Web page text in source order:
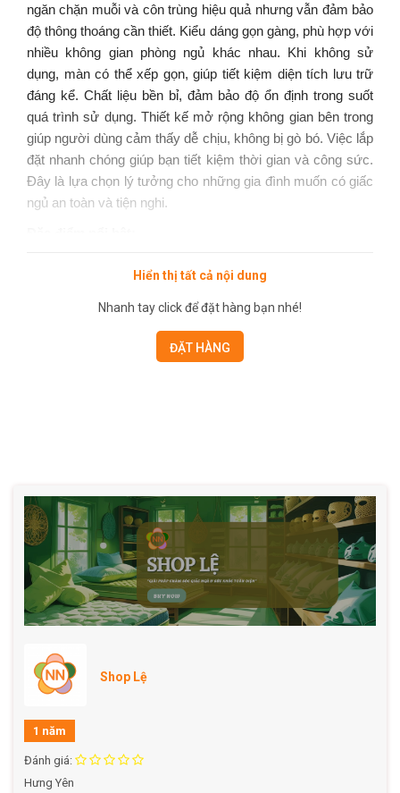
ngăn chặn muỗi và côn trùng hiệu quả nhưng vẫn đảm bảo
độ thông thoáng cần thiết. Kiểu dáng gọn gàng, phù hợp với
nhiều không gian phòng ngủ khác nhau. Khi không sử
dụng, màn có thể xếp gọn, giúp tiết kiệm diện tích lưu trữ
đáng kể. Chất liệu bền bỉ, đảm bảo độ ổn định trong suốt
quá trình sử dụng. Thiết kế mở rộng không gian bên trong
giúp người dùng cảm thấy dễ chịu, không bị gò bó. Việc lắp
đặt nhanh chóng giúp bạn tiết kiệm thời gian và công sức.
Đây là lựa chọn lý tưởng cho những gia đình muốn có giấc
ngủ an toàn và tiện nghi.
Thiết kế lật thông minh, dễ dàng đóng mở và xếp gọn.
Không gian bên trong thoáng đãng, không gây bí
Lắp đặt nhanh chóng, thuận tiện cho người sử dụng.
Tạo không gian ngủ riêng tư, sạch sẽ và thoải mái.
Giúp hạn chế bụi bẩn và côn trùng bay vào khu vực
ngủ.
Thông tin sản phẩm:
Kích thước: 1.8m x 2m.
Nơi sản xuất: Xưởng Nhật Ninh.
Địa chỉ: Thôn 4, Xã Nghĩa Trụ, Huyện Văn Giang, Tỉnh
Mở màn và điều chỉnh sao cho phủ kín toàn bộ
Hiển thị tất cả nội dung
Nhanh tay click để đặt hàng bạn nhé!
ĐẶT HÀNG
Shop Lệ
1 năm
Đánh giá:
Hưng Yên